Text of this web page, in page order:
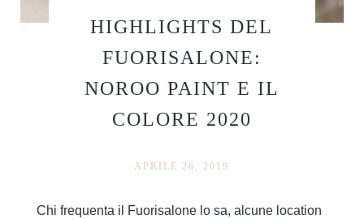
HIGHLIGHTS DEL
FUORISALONE:
NOROO PAINT E IL
COLORE 2020
APRILE 26, 2019
Chi frequenta il Fuorisalone lo sa, alcune location